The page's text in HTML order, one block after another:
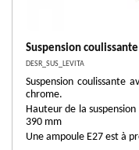
Suspension
DESR_SUS_LEVITA
Suspension coulissante
chrome.
Hauteur de la
390 mm
Une ampoule E27 est à